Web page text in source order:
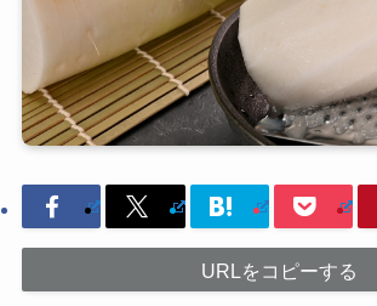
URLをコピーする